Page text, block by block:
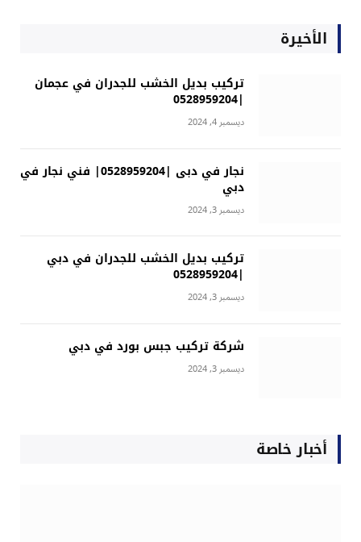
الأخيرة
تركيب بديل الخشب للجدران في عجمان
|0528959204
ديسمبر 4, 2024
نجار في دبى |0528959204| فني نجار في
دبي
ديسمبر 3, 2024
تركيب بديل الخشب للجدران في دبي
|0528959204
ديسمبر 3, 2024
شركة تركيب جبس بورد في دبي
ديسمبر 3, 2024
أخبار خاصة